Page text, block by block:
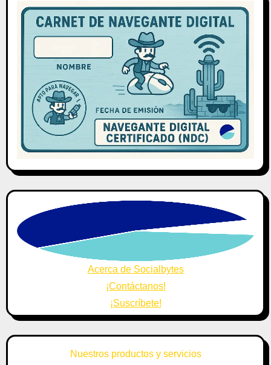
Acerca de Socialbytes
¡Contáctanos!
¡Suscríbete!
Nuestros productos y servicios